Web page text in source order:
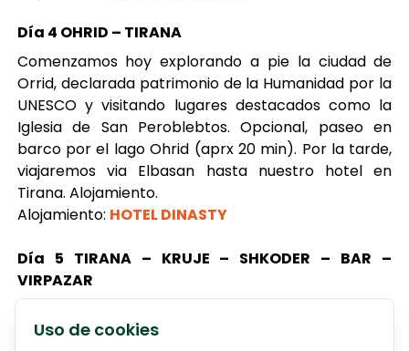
Día 4 OHRID – TIRANA
Comenzamos hoy explorando a pie la ciudad de
Orrid, declarada patrimonio de la Humanidad por la
UNESCO y visitando lugares destacados como la
Iglesia de San Peroblebtos. Opcional, paseo en
barco por el lago Ohrid (aprx 20 min). Por la tarde,
viajaremos via Elbasan hasta nuestro hotel en
Tirana. Alojamiento.
Alojamiento: HOTEL DINASTY
Día 5 TIRANA – KRUJE – SHKODER – BAR –
VIRPAZAR
Skanderbek. Después continuamos hacia la ciudad
Uso de cookies